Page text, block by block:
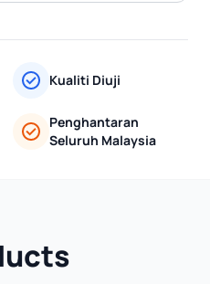
Kualiti Diuji
Penghantaran
Seluruh Malaysia